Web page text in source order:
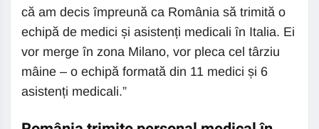
că am decis împreună ca România să trimită o
echipă de medici și asistenți medicali în Italia. Ei
vor merge în zona Milano, vor pleca cel târziu
mâine – o echipă formată din 11 medici și 6
asistenți medicali.”